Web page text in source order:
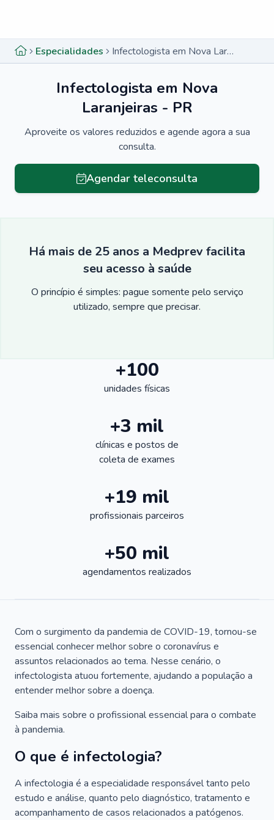
Especialidades Infectologista em Nova Laranjeiras - PR
Infectologista em Nova
Laranjeiras - PR
Aproveite os valores reduzidos e agende agora a sua
consulta.
Agendar teleconsulta
Há mais de 25 anos a Medprev facilita
seu acesso à saúde
O princípio é simples: pague somente pelo serviço
utilizado, sempre que precisar.
+100
unidades físicas
+3 mil
clínicas e postos de
coleta de exames
+19 mil
profissionais parceiros
+50 mil
agendamentos realizados
Com o surgimento da pandemia de COVID-19, tornou-se
essencial conhecer melhor sobre o coronavírus e
assuntos relacionados ao tema. Nesse cenário, o
infectologista atuou fortemente, ajudando a população a
entender melhor sobre a doença.
Saiba mais sobre o profissional essencial para o combate
à pandemia.
O que é infectologia?
A infectologia é a especialidade responsável tanto pelo
estudo e análise, quanto pelo diagnóstico, tratamento e
acompanhamento de casos relacionados a patógenos.